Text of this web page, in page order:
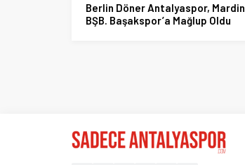
Berlin Döner Antalyaspor, Mardin
BŞB. Başakspor’a Mağlup Oldu